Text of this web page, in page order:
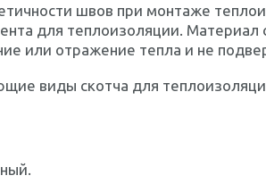
швов при монтаже
для теплоизоляции.
или отражение тепла и не
виды скотча для